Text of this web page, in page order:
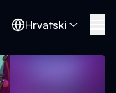
Hrvatski